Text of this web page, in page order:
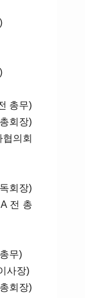
총무)
회장)
의회
회장)
전 총
무)
사장)
회장)